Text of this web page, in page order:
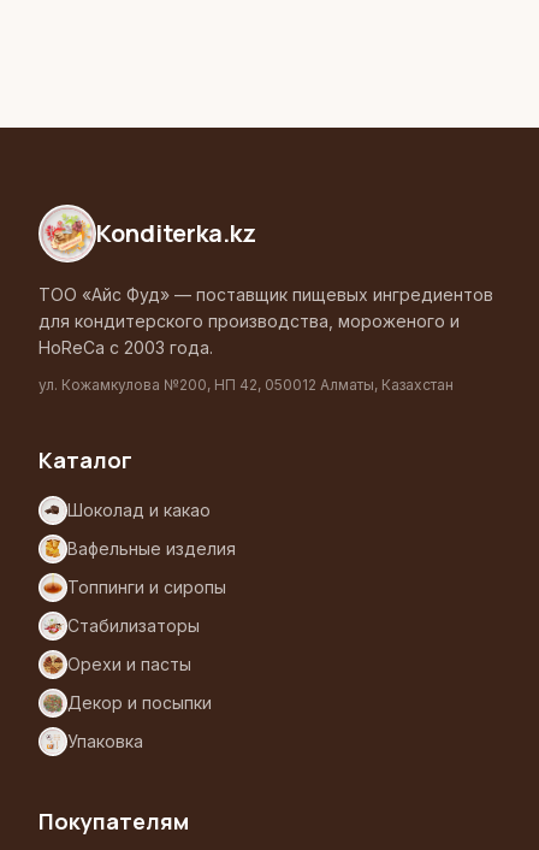
Konditerka.kz
ТОО «Айс Фуд» — поставщик пищевых ингредиентов
для кондитерского производства, мороженого и
HoReCa с 2003 года.
ул. Кожамкулова №200, НП 42, 050012 Алматы, Казахстан
Каталог
Шоколад и какао
Вафельные изделия
Топпинги и сиропы
Стабилизаторы
Орехи и пасты
Декор и посыпки
Упаковка
Покупателям